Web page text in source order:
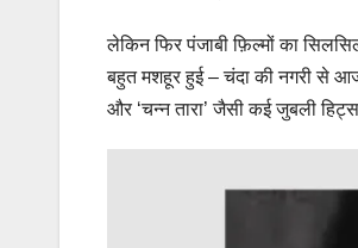
लेकिन फिर पंजाबी फ़िल्मों का
बहुत मशहूर हुई – चंदा की नगरी से
और ‘चन्न तारा’ जैसी कई जुबली